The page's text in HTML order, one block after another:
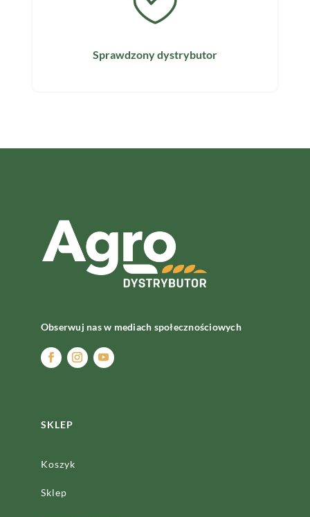
Sprawdzony dystrybutor
Obserwuj nas w mediach społecznościowych
SKLEP
Koszyk
Sklep